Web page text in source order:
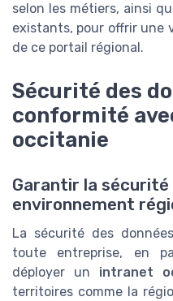
selon les métiers, ainsi
existants, pour offrir une
de ce portail régional.
Sécurité des
conformité
occitanie
Garantir la sécurité
environnement
La sécurité des
toute entreprise, en
déployer un intranet
territoires comme la